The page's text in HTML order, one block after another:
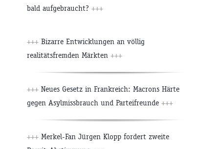
bald aufgebraucht? +++
+++ Bizarre Entwicklungen an völlig
realitätsfremden Märkten +++
+++ Neues Gesetz in Frankreich: Macrons Härte
gegen Asylmissbrauch und Parteifreunde +++
+++ Merkel-Fan Jürgen Klopp fordert zweite